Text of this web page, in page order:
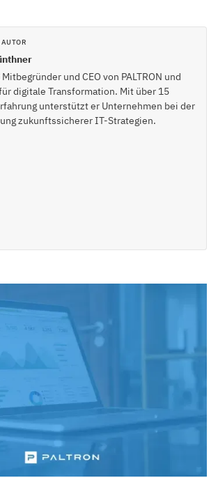
und CEO von PALTRON und
digitale Transformation. Mit über 15
unterstützt er Unternehmen bei der
zukunftssicherer IT-Strategien.